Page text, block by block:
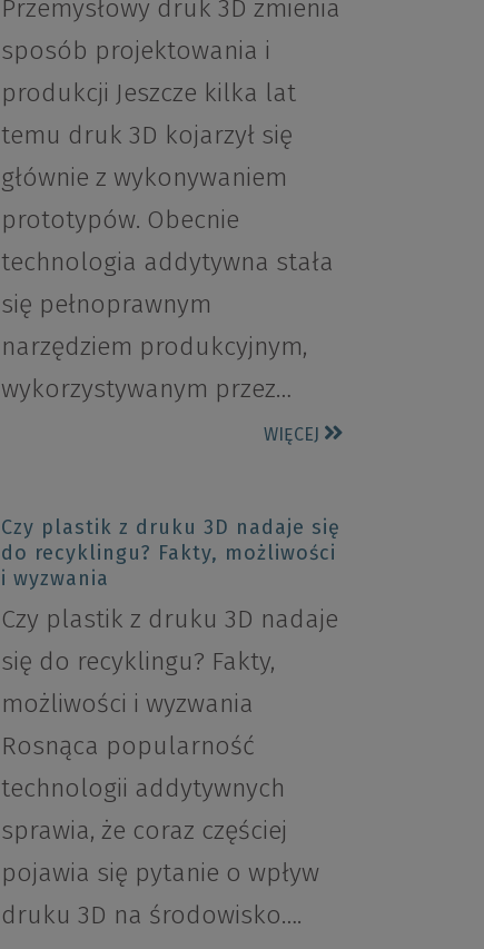
Przemysłowy druk 3D zmienia
sposób projektowania i
produkcji Jeszcze kilka lat
temu druk 3D kojarzył się
głównie z wykonywaniem
prototypów. Obecnie
technologia addytywna stała
się pełnoprawnym
narzędziem produkcyjnym,
wykorzystywanym przez…
WIĘCEJ
Czy plastik z druku 3D nadaje się
do recyklingu? Fakty, możliwości
i wyzwania
Czy plastik z druku 3D nadaje
się do recyklingu? Fakty,
możliwości i wyzwania
Rosnąca popularność
technologii addytywnych
sprawia, że coraz częściej
pojawia się pytanie o wpływ
druku 3D na środowisko….